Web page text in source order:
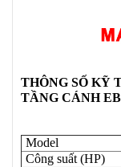
THÔNG SỐ KỸ
TẦNG CÁNH
Model
Công suất (HP)